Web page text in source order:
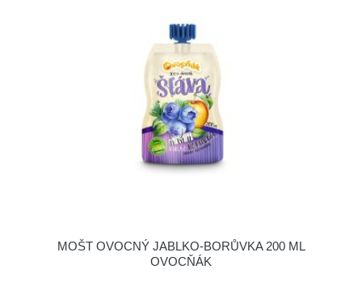
MOŠT OVOCNÝ JABLKO-BORŮVKA 200 ML
OVOCŇÁK